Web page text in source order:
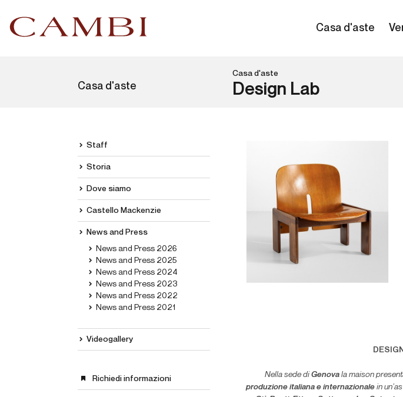
Casa d'aste
Casa d'aste
Casa d'aste
Design Lab
Staff
Storia
Dove siamo
Castello Mackenzie
News and Press
News and Press 2026
News and Press 2025
News and Press 2024
News and Press 2023
News and Press 2022
News and Press 2021
Videogallery
Richiedi informazioni Nella sede diGenova la maison
produzione italiana e internazionalein